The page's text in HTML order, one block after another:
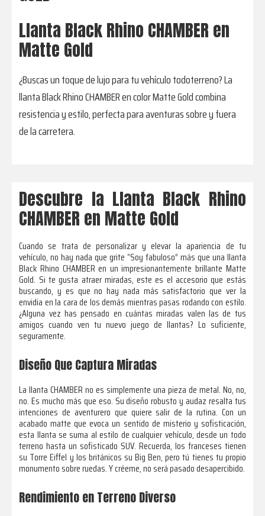
Llanta Black Rhino CHAMBER en
Matte Gold
¿Buscas un toque de lujo para tu vehículo todoterreno? La
llanta Black Rhino CHAMBER en color Matte Gold combina
resistencia y estilo, perfecta para aventuras sobre y fuera
de la carretera.
Descubre la Llanta Black Rhino
CHAMBER en Matte Gold
Cuando se trata de personalizar y elevar la apariencia de tu
vehículo, no hay nada que grite “Soy fabuloso” más que una llanta
Black Rhino CHAMBER en un impresionantemente brillante Matte
Gold. Si te gusta atraer miradas, este es el accesorio que estás
buscando, y es que no hay nada más satisfactorio que ver la
envidia en la cara de los demás mientras pasas rodando con estilo.
¿Alguna vez has pensado en cuántas miradas valen las de tus
amigos cuando ven tu nuevo juego de llantas? Lo suficiente,
seguramente.
Diseño Que Captura Miradas
La llanta CHAMBER no es simplemente una pieza de metal. No, no,
no. Es mucho más que eso. Su diseño robusto y audaz resalta tus
intenciones de aventurero que quiere salir de la rutina. Con un
acabado matte que evoca un sentido de misterio y sofisticación,
esta llanta se suma al estilo de cualquier vehículo, desde un todo
terreno hasta un sofisticado SUV. Recuerda, los franceses tienen
su Torre Eiffel y los británicos su Big Ben, pero tú tienes tu propio
monumento sobre ruedas. Y créeme, no será pasado desapercibido.
Rendimiento en Terreno Diverso